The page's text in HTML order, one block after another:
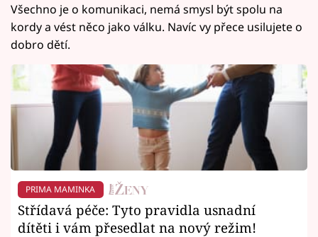
Všechno je o komunikaci, nemá smysl být spolu na
kordy a vést něco jako válku. Navíc vy přece usilujete o
dobro dětí.
PRIMA MAMINKA
Střídavá péče: Tyto pravidla usnadní
dítěti i vám přesedlat na nový režim!